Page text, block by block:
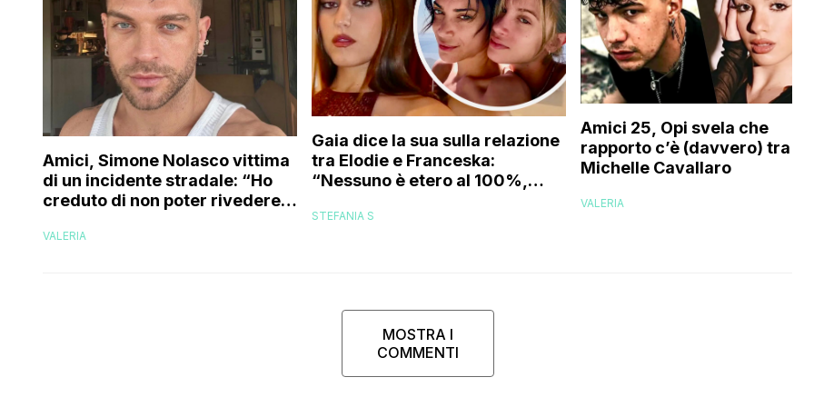
Amici, Simone Nolasco vittima
di un incidente stradale: “Ho
creduto di non poter rivedere
VALERIA
Gaia dice la sua sulla relazione
tra Elodie e Franceska:
“Nessuno è etero al 100%,
STEFANIA S
Amici 25, Opi svela che
rapporto c’è (davvero) tra lui
Michelle Cavallaro
VALERIA
MOSTRA I
COMMENTI